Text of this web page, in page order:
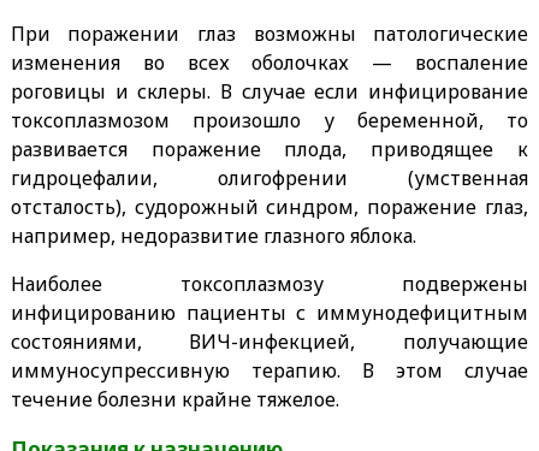
При поражении глаз возможны патологические
изменения во всех оболочках — воспаление
роговицы и склеры. В случае если инфицирование
токсоплазмозом произошло у беременной, то
развивается поражение плода, приводящее к
гидроцефалии, олигофрении (умственная
отсталость), судорожный синдром, поражение глаз,
например, недоразвитие глазного яблока.
Наиболее токсоплазмозу подвержены
инфицированию пациенты с иммунодефицитным
состояниями, ВИЧ-инфекцией, получающие
иммуносупрессивную терапию. В этом случае
течение болезни крайне тяжелое.